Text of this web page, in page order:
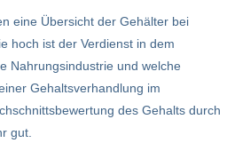
eine Übersicht der Gehälter bei
hoch ist der Verdienst in dem
Nahrungsindustrie und welche
Gehaltsverhandlung im
des Gehalts durch
gut.